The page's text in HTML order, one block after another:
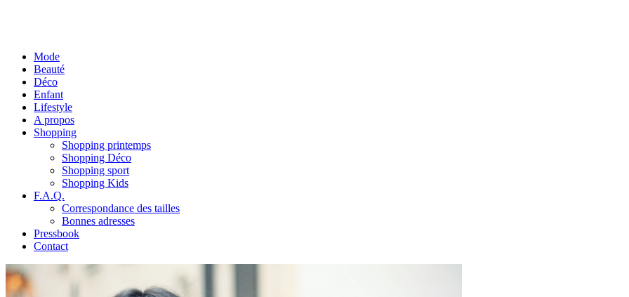
Mode
Beauté
Déco
Enfant
Lifestyle
A propos
Shopping
Shopping printemps
Shopping Déco
Shopping sport
Shopping Kids
F.A.Q.
Correspondance des tailles
Bonnes adresses
Pressbook
Contact